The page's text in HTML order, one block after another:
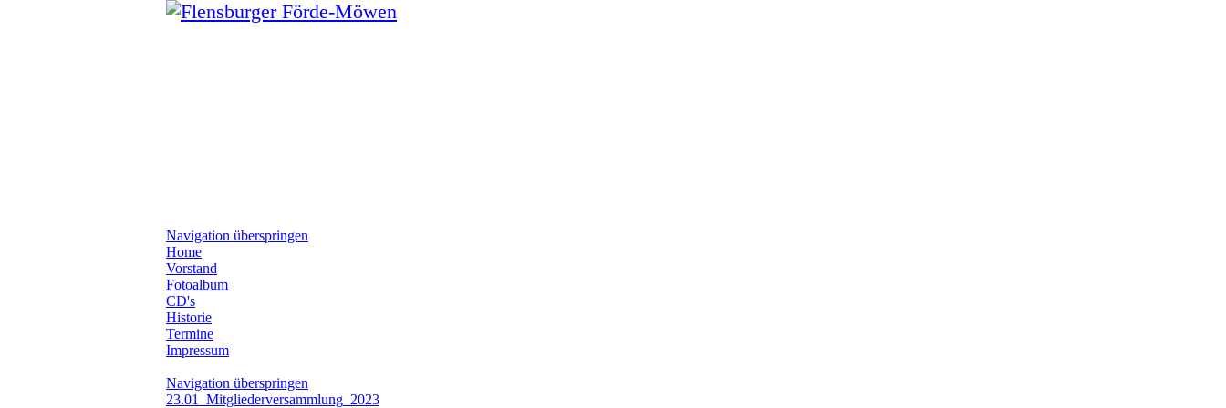
Navigation überspringen
Home
Vorstand
Fotoalbum
CD's
Historie
Termine
Impressum
Navigation überspringen
23.01_Mitgliederversammlung_2023